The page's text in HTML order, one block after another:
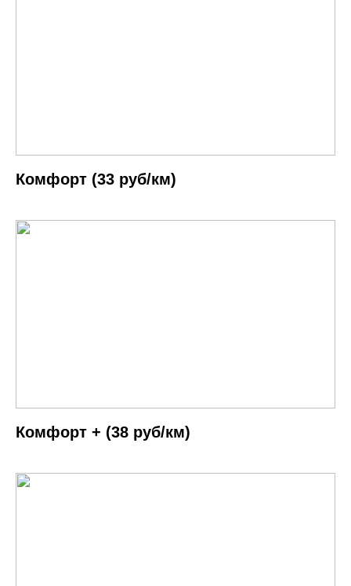
Комфорт (33 руб/км)
Комфорт + (38 руб/км)